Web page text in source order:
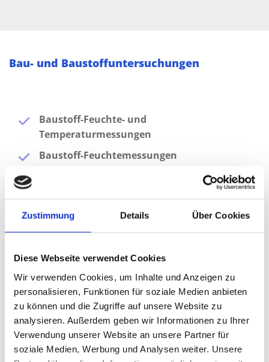
Zustimmung Details Über Cookies
Diese Webseite verwendet Cookies
Wir verwenden Cookies, um Inhalte und Anzeigen zu
personalisieren, Funktionen für soziale Medien anbieten
zu können und die Zugriffe auf unsere Website zu
analysieren. Außerdem geben wir Informationen zu Ihrer
Verwendung unserer Website an unsere Partner für
soziale Medien, Werbung und Analysen weiter. Unsere
Bau- und Baustoffuntersuchungen
Baustoff-Feuchte- und
Temperaturmessungen
Baustoff-Feuchtemessungen
mittels der sehr genauen Darr-Methode
Überprüfung der Wasseraufnahmekapazität
Baustoffen
Baustoffen
(Chlorid, Sulfat, Nitrat, Nitrit)
Mikroskopische Untersuchung der
Oberflächenbeschaffenheit von Baustoffen
Überprüfung der Schlagregenfestigkeit
mittels der Frank´schen Prüfplatte und dem Karsten Prüfrohr
Blower-Door-Messungen